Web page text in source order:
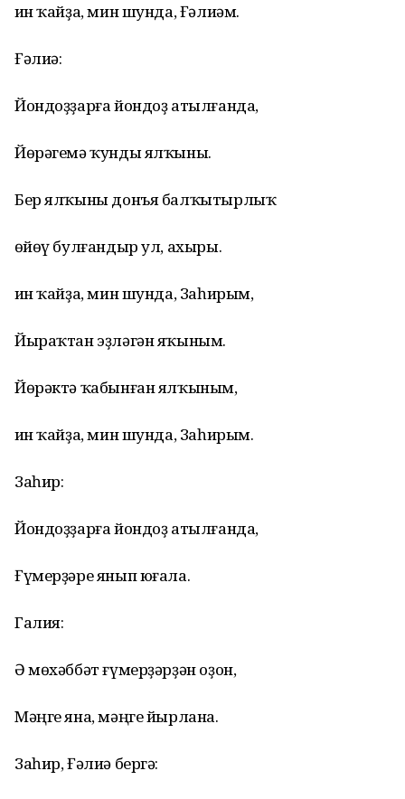
Һин ҡайҙа, мин шунда, Ғәлиәм.
Ғәлиә:
Йондоҙҙарға йондоҙ атылғанда,
Йөрәгемә ҡунды ялҡыны.
Бер ялҡыны донъя балҡытырлыҡ
Һөйөү булғандыр ул, ахыры.
Һин ҡайҙа, мин шунда, Заһирым,
Йыраҡтан эҙләгән яҡыным.
Йөрәктә ҡабынған ялҡыным,
Һин ҡайҙа, мин шунда, Заһирым.
Заһир:
Йондоҙҙарға йондоҙ атылғанда,
Ғүмерҙәре янып юғала.
Галия:
Ә мөхәббәт ғүмерҙәрҙән оҙон,
Мәңге яна, мәңге йырлана.
Заһир, Ғәлиә бергә: